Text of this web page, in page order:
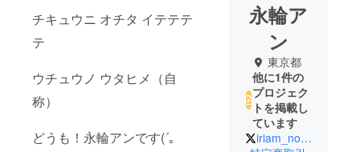
チキュウニ オチタ イテテテ
テ
ウチュウノ ウタヒメ（自
称）
どうも！永輪アンです(´｡
永輪ア
ン
東京都
他に1件の
プロジェク
トを掲載し
ています
iriam_no_alien